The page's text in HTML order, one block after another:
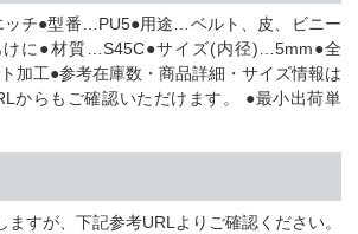
チ●型番…PU5●用途…ベルト、皮、ビニー
けに●材質…S45C●サイズ(内径)…5mm●全
加工●参考在庫数・商品詳細・サイズ情報は
からもご確認いただけます。 ●最小出荷単
ますが、下記参考URLよりご確認ください。